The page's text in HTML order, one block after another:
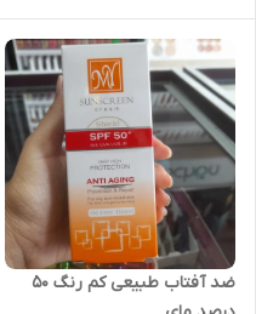
ضد آفتاب طبیعی کم رنگ 50